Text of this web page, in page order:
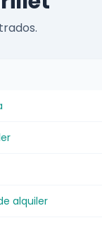
alquiler